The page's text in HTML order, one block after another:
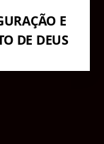
E
DE DEUS